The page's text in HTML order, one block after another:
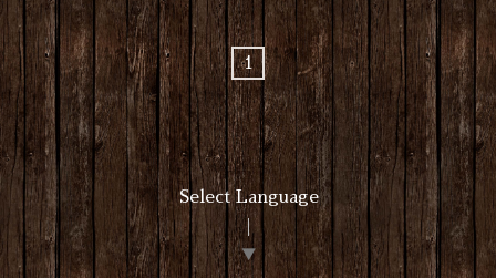
1
Select Language
▼